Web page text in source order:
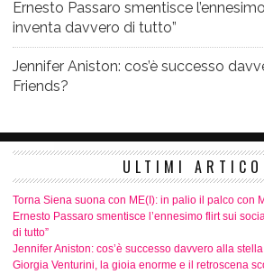
Ernesto Passaro smentisce
inventa davvero di tutto”
Jennifer Aniston: cos’è successo
Friends?
ULTIMI
Torna Siena suona con ME(I): in palio il palco con
Ernesto Passaro smentisce l’ennesimo flirt sui
di tutto”
Jennifer Aniston: cos’è successo davvero alla
Giorgia Venturini, la gioia enorme e il retroscena